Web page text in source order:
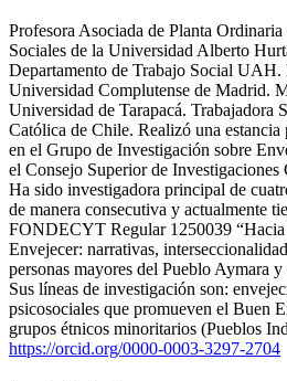
Profesora Asociada de Planta
Sociales de la Universidad Alberto
Departamento de Trabajo Social UAH.
Universidad Complutense de Madrid.
Universidad de Tarapacá. Trabajadora
Católica de Chile. Realizó una estancia
en el Grupo de Investigación sobre
el Consejo Superior de Investigaciones
Ha sido investigadora principal de
de manera consecutiva y actualmente
FONDECYT Regular 1250039
Envejecer: narrativas,
personas mayores del Pueblo Aymara
Sus líneas de investigación son:
psicosociales que promueven el Buen
grupos étnicos minoritarios (Pueblos
https://orcid.org/0000-0003-3297-2704